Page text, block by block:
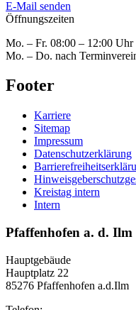
E-Mail senden
Öffnungszeiten
Mo. – Fr. 08:00 – 12:00 Uhr
Mo. – Do. nach
Footer
Karriere
Sitemap
Impressum
Datenschutzerklärung
Kreistag intern
Intern
Pfaffenhofen a. d. Ilm
Hauptgebäude
Hauptplatz 22
85276 Pfaffenhofen a.d.Ilm